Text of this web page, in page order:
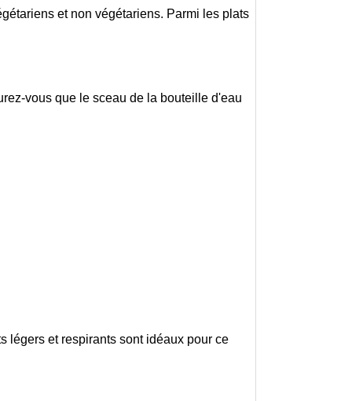
et non végétariens. Parmi les plats
vous que le sceau de la bouteille d'eau
légers et respirants sont idéaux pour ce